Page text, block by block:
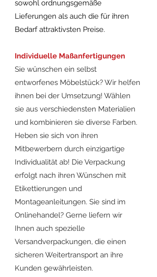
sowohl ordnungsgemäße
Lieferungen als auch die für ihren
Bedarf attraktivsten Preise.
Individuelle Maßanfertigungen
Sie wünschen ein selbst
entworfenes Möbelstück? Wir helfen
ihnen bei der Umsetzung! Wählen
sie aus verschiedensten Materialien
und kombinieren sie diverse Farben.
Heben sie sich von ihren
Mitbewerbern durch einzigartige
Individualität ab! Die Verpackung
erfolgt nach ihren Wünschen mit
Etikettierungen und
Montageanleitungen. Sie sind im
Onlinehandel? Gerne liefern wir
Ihnen auch spezielle
Versandverpackungen, die einen
sicheren Weitertransport an ihre
Kunden gewährleisten.